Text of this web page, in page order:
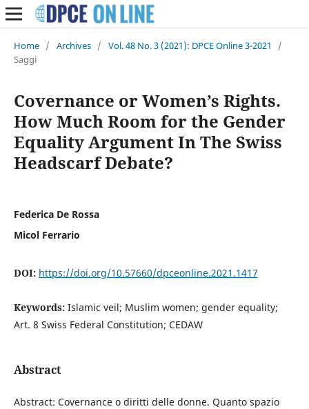
Home / Archives / Vol. 48 No. 3 (2021): DPCE Online 3-2021
/
Saggi
Covernance or Women’s Rights.
How Much Room for the Gender
Equality Argument In The Swiss
Headscarf Debate?
Federica De Rossa
Micol Ferrario
DOI: https://doi.org/10.57660/dpceonline.2021.1417
Keywords: Islamic veil; Muslim women; gender equality;
Art. 8 Swiss Federal Constitution; CEDAW
Abstract
Abstract: Covernance o diritti delle donne. Quanto spazio